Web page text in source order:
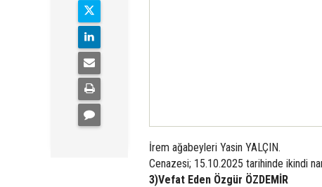
İrem ağabeyleri Yasin YALÇIN.
Cenazesi; 15.10.2025 tarihinde ikindi
3)Vefat Eden Özgür ÖZDEMİR